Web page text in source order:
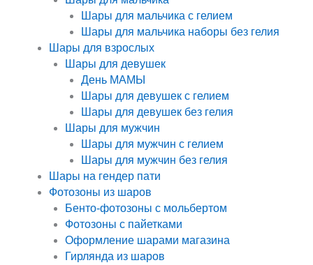
Шары для мальчика с гелием
Шары для мальчика наборы без гелия
Шары для взрослых
Шары для девушек
День МАМЫ
Шары для девушек с гелием
Шары для девушек без гелия
Шары для мужчин
Шары для мужчин с гелием
Шары для мужчин без гелия
Шары на гендер пати
Фотозоны из шаров
Бенто-фотозоны с мольбертом
Фотозоны с пайетками
Оформление шарами магазина
Гирлянда из шаров